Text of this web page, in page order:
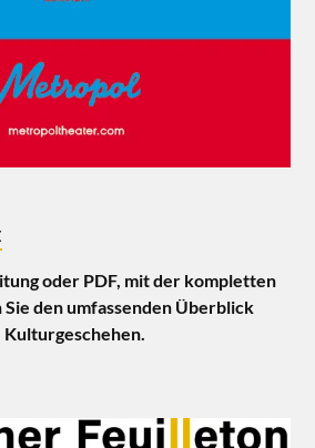
oder PDF, mit der kompletten
Sie den umfassenden Überblick